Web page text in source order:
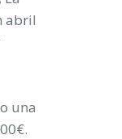
abril
una